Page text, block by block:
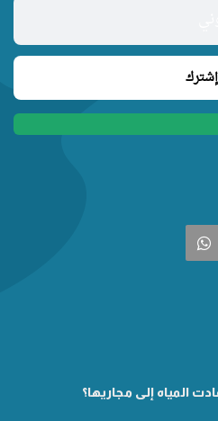
واتساب
المياه إلى مجاريها؟